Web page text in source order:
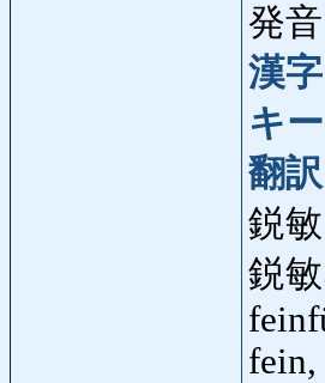
発
漢字
キ
翻訳
鋭
鋭
fein,